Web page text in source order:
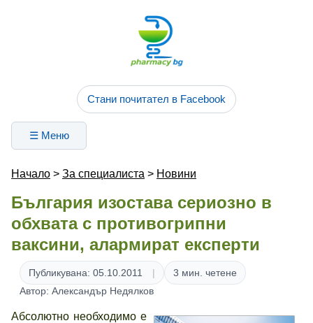
Стани почитател в Facebook
☰ Меню
Начало > За специалиста > Новини
България изостава сериозно в
обхвата с противогрипни
ваксини, алармират експерти
Публикувана: 05.10.2011
3 мин. четене
Автор: Александър Недялков
Абсолютно необходимо е